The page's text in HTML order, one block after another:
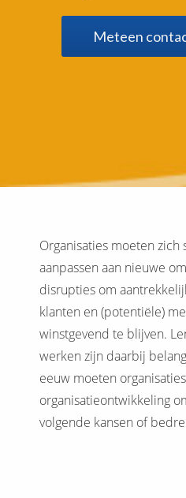
Meteen
Organisaties moeten
aanpassen aan nieuwe
disrupties om
klanten en (potentiële)
winstgevend te blijven.
werken zijn daarbij
eeuw moeten
organisatieontwikkeling
volgende kansen of